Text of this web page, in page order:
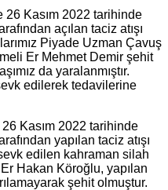
26 Kasım 2022 tarihinde
açılan taciz atışı
Piyade Uzman Çavuş
Er Mehmet Demir şehit
da yaralanmıştır.
edilerek tedavilerine
Kasım 2022 tarihinde
yapılan taciz atışı
edilen kahraman silah
Hakan Köroğlu, yapılan
şehit olmuştur.